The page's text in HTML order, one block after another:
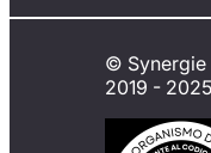
© Synergie
2019 - 2025